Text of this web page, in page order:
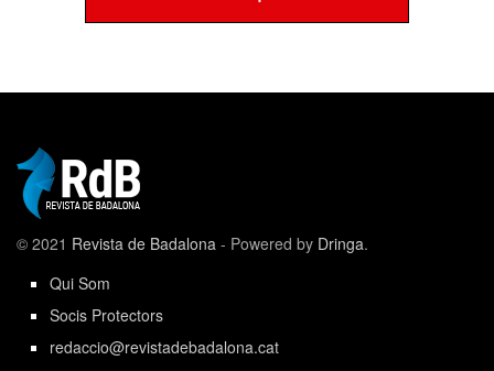
© 2021 Revista de Badalona - Powered by Dringa.
Qui Som
Socis Protectors
redaccio@revistadebadalona.cat